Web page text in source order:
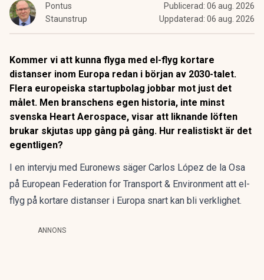
Pontus
Staunstrup
Publicerad: 06 aug. 2026
Uppdaterad: 06 aug. 2026
Kommer vi att kunna flyga med el-flyg kortare
distanser inom Europa redan i början av 2030-talet.
Flera europeiska startupbolag jobbar mot just det
målet. Men branschens egen historia, inte minst
svenska Heart Aerospace, visar att liknande löften
brukar skjutas upp gång på gång. Hur realistiskt är det
egentligen?
I en intervju med Euronews säger Carlos López de la Osa
på European Federation for Transport & Environment att el-
flyg på kortare distanser i Europa snart kan bli verklighet.
ANNONS